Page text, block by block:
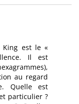
King est le «
Il est
au regard
Quelle est
particulier ?